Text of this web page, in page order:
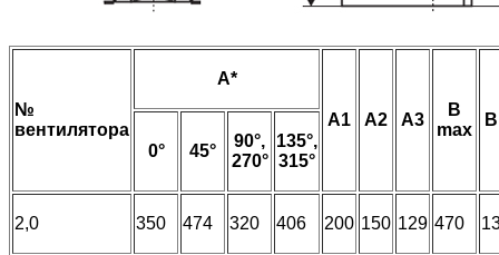
№
вентилятора
A*
А1 А2 А3
В
max
0°
45°
90°,
270°
135°,
315°
2,0 350 474 320 406 200 150 129 470